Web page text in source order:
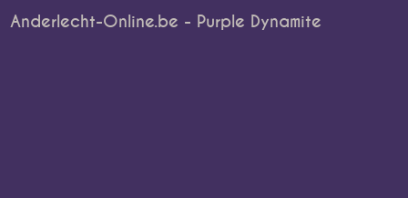
Anderlecht-Online.be - Purple Dynamite